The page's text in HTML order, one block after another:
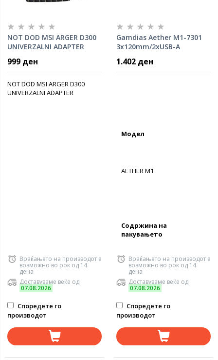
NOT DOD MSI ARGER D300
UNIVERZALNI ADAPTER
999 ден
NOT DOD MSI ARGER D300
UNIVERZALNI ADAPTER
Враќањето на производот е
возможно во рок од 14
дена
Доставуваме веќе од
07.08.2026
Споредете го
производот
Gamdias Aether M1-7301
3x120mm/2xUSB-A
1.402 ден
Модел
AETHER M1
Содржина на
пакувањето
Враќањето на производот е
возможно во рок од 14
дена
Доставуваме веќе од
07.08.2026
Споредете го
производот